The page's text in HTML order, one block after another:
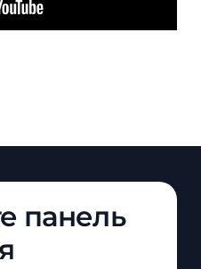
панель